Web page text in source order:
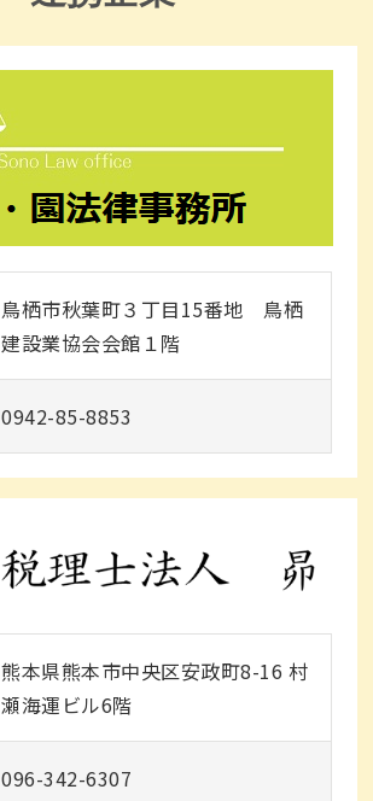
鳥栖市秋葉町３丁目15番地 鳥栖
建設業協会会館１階
0942-85-8853
熊本県熊本市中央区安政町8-16 村
瀬海運ビル6階
096-342-6307